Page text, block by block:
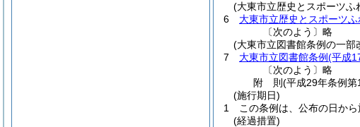
(大東市立歴史とスポーツ
6
大東市立歴史とスポーツ
〔次のよう〕略
(大東市立図書館条例の一部
7
大東市立図書館条例(平成
〔次のよう〕略
附 則(平成29年条例第
(施行期日)
1
この条例は、公布の日から
(経過措置)